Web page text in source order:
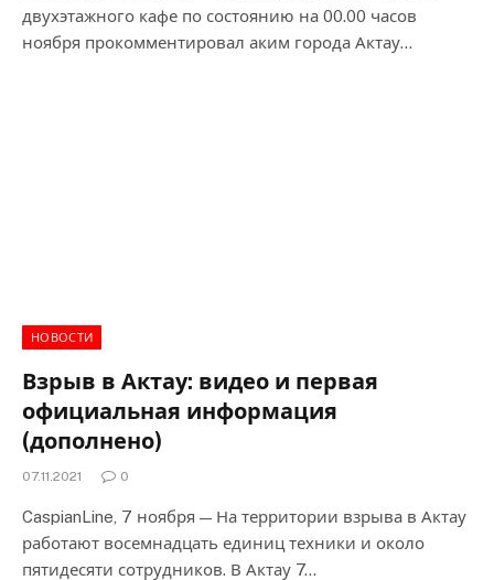
двухэтажного кафе по состоянию на 00.00 часов
ноября прокомментировал аким города Актау…
НОВОСТИ
Взрыв в Актау: видео и первая
официальная информация
(дополнено)
07.11.2021 0
CaspianLine, 7 ноября — На территории взрыва в Актау
работают восемнадцать единиц техники и около
пятидесяти сотрудников. В Актау 7…